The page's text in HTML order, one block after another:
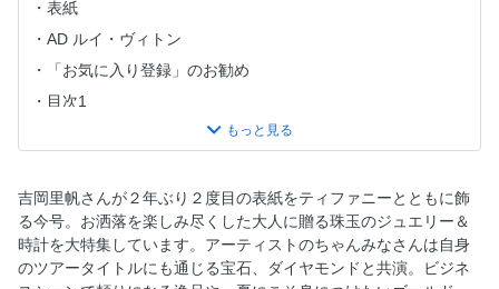
表紙
AD ルイ・ヴィトン
「お気に入り登録」のお勧め
目次1
NEW ＆ NOW 2
NEW ＆ NOW 3
NEW ＆ NOW 4
吉岡里帆さんが２年ぶり２度目の表紙をティファニーとともに飾
る今号。お洒落を楽しみ尽くした大人に贈る珠玉のジュエリー＆
時計を大特集しています。アーティストのちゃんみなさんは自身
のツアータイトルにも通じる宝石、ダイヤモンドと共演。ビジネ